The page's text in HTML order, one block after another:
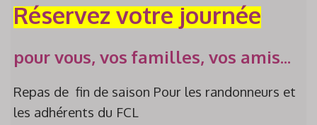
Réservez votre journée
pour vous, vos familles, vos amis...
Repas de fin de saison Pour les randonneurs et
les adhérents du FCL